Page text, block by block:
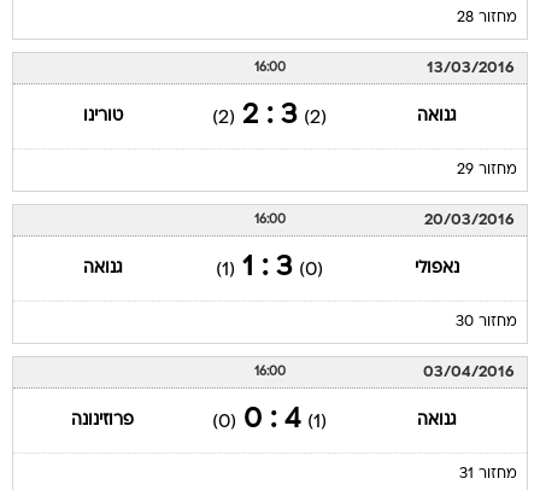
מחזור 28
13/03/2016
16:00
גנואה (2)
3 : 2
(2) טורינו
מחזור 29
20/03/2016
16:00
נאפולי (0)
3 : 1
(1) גנואה
מחזור 30
03/04/2016
16:00
גנואה (1)
4 : 0
(0) פרוזינונה
מחזור 31